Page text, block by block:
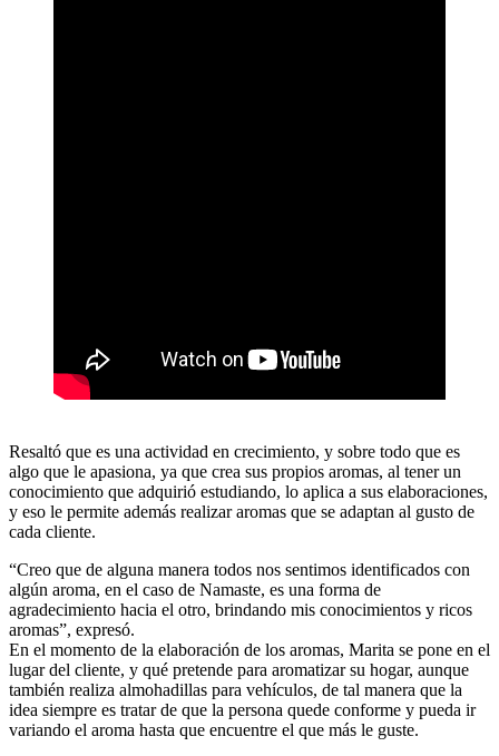
Resaltó que es una actividad en crecimiento, y sobre todo que es
algo que le apasiona, ya que crea sus propios aromas, al tener un
conocimiento que adquirió estudiando, lo aplica a sus elaboraciones,
y eso le permite además realizar aromas que se adaptan al gusto de
cada cliente.
“Creo que de alguna manera todos nos sentimos identificados con
algún aroma, en el caso de Namaste, es una forma de
agradecimiento hacia el otro, brindando mis conocimientos y ricos
aromas”, expresó.
En el momento de la elaboración de los aromas, Marita se pone en el
lugar del cliente, y qué pretende para aromatizar su hogar, aunque
también realiza almohadillas para vehículos, de tal manera que la
idea siempre es tratar de que la persona quede conforme y pueda ir
variando el aroma hasta que encuentre el que más le guste.